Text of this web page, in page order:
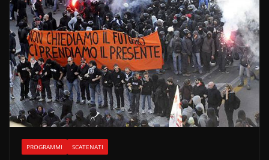
PROGRAMMI SCATENATI